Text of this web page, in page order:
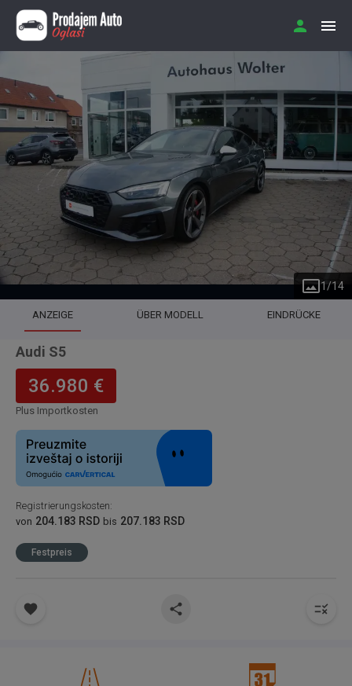
1/14
ANZEIGE ÜBER MODELL EINDRÜCKE
Audi S5
36.980 €
Plus Importkosten
Registrierungskosten:
von 204.183 RSD bis 207.183 RSD
Festpreis